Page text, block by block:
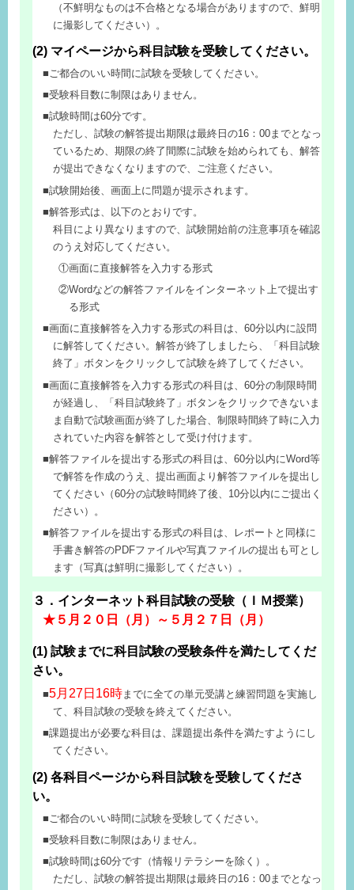
（不鮮明なものは不合格となる場合がありますので、鮮明
に撮影してください）。
(2) マイページから科目試験を受験してください。
ご都合のいい時間に試験を受験してください。
受験科目数に制限はありません。
試験時間は60分です。
ただし、試験の解答提出期限は最終日の16：00までとなっ
ているため、期限の終了間際に試験を始められても、解答
が提出できなくなりますので、ご注意ください。
試験開始後、画面上に問題が提示されます。
解答形式は、以下のとおりです。
科目により異なりますので、試験開始前の注意事項を確認
のうえ対応してください。
①画面に直接解答を入力する形式
②Wordなどの解答ファイルをインターネット上で提出す
る形式
画面に直接解答を入力する形式の科目は、60分以内に設問
に解答してください。解答が終了しましたら、「科目試験
終了」ボタンをクリックして試験を終了してください。
画面に直接解答を入力する形式の科目は、60分の制限時間
が経過し、「科目試験終了」ボタンをクリックできないま
ま自動で試験画面が終了した場合、制限時間終了時に入力
されていた内容を解答として受け付けます。
解答ファイルを提出する形式の科目は、60分以内にWord等
で解答を作成のうえ、提出画面より解答ファイルを提出し
てください（60分の試験時間終了後、10分以内にご提出く
ださい）。
解答ファイルを提出する形式の科目は、レポートと同様に
手書き解答のPDFファイルや写真ファイルの提出も可とし
ます（写真は鮮明に撮影してください）。
３．インターネット科目試験の受験（ＩＭ授業）
★５月２０日（月）～５月２７日（月）
(1) 試験までに科目試験の受験条件を満たしてくだ
さい。
5月27日16時までに全ての単元受講と練習問題を実施し
て、科目試験の受験を終えてください。
課題提出が必要な科目は、課題提出条件を満たすようにし
てください。
(2) 各科目ページから科目試験を受験してくださ
い。
ご都合のいい時間に試験を受験してください。
受験科目数に制限はありません。
試験時間は60分です（情報リテラシーを除く）。
ただし、試験の解答提出期限は最終日の16：00までとなっ